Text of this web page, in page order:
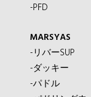
-PFD
MARSYAS
-リバーSUP
-ダッキー
-パドル